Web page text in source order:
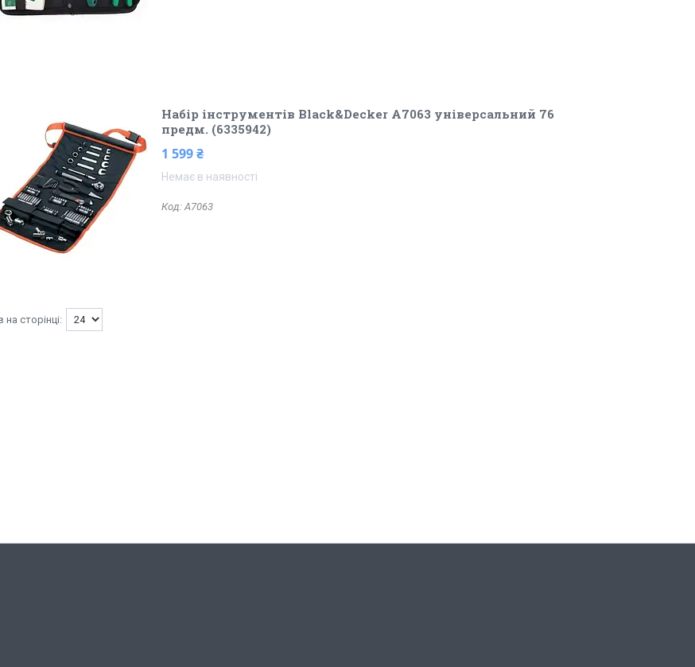
Набір інструментів Black&Decker A7063 універсальний 76
предм. (6335942)
1 599 ₴
Немає в наявності
A7063